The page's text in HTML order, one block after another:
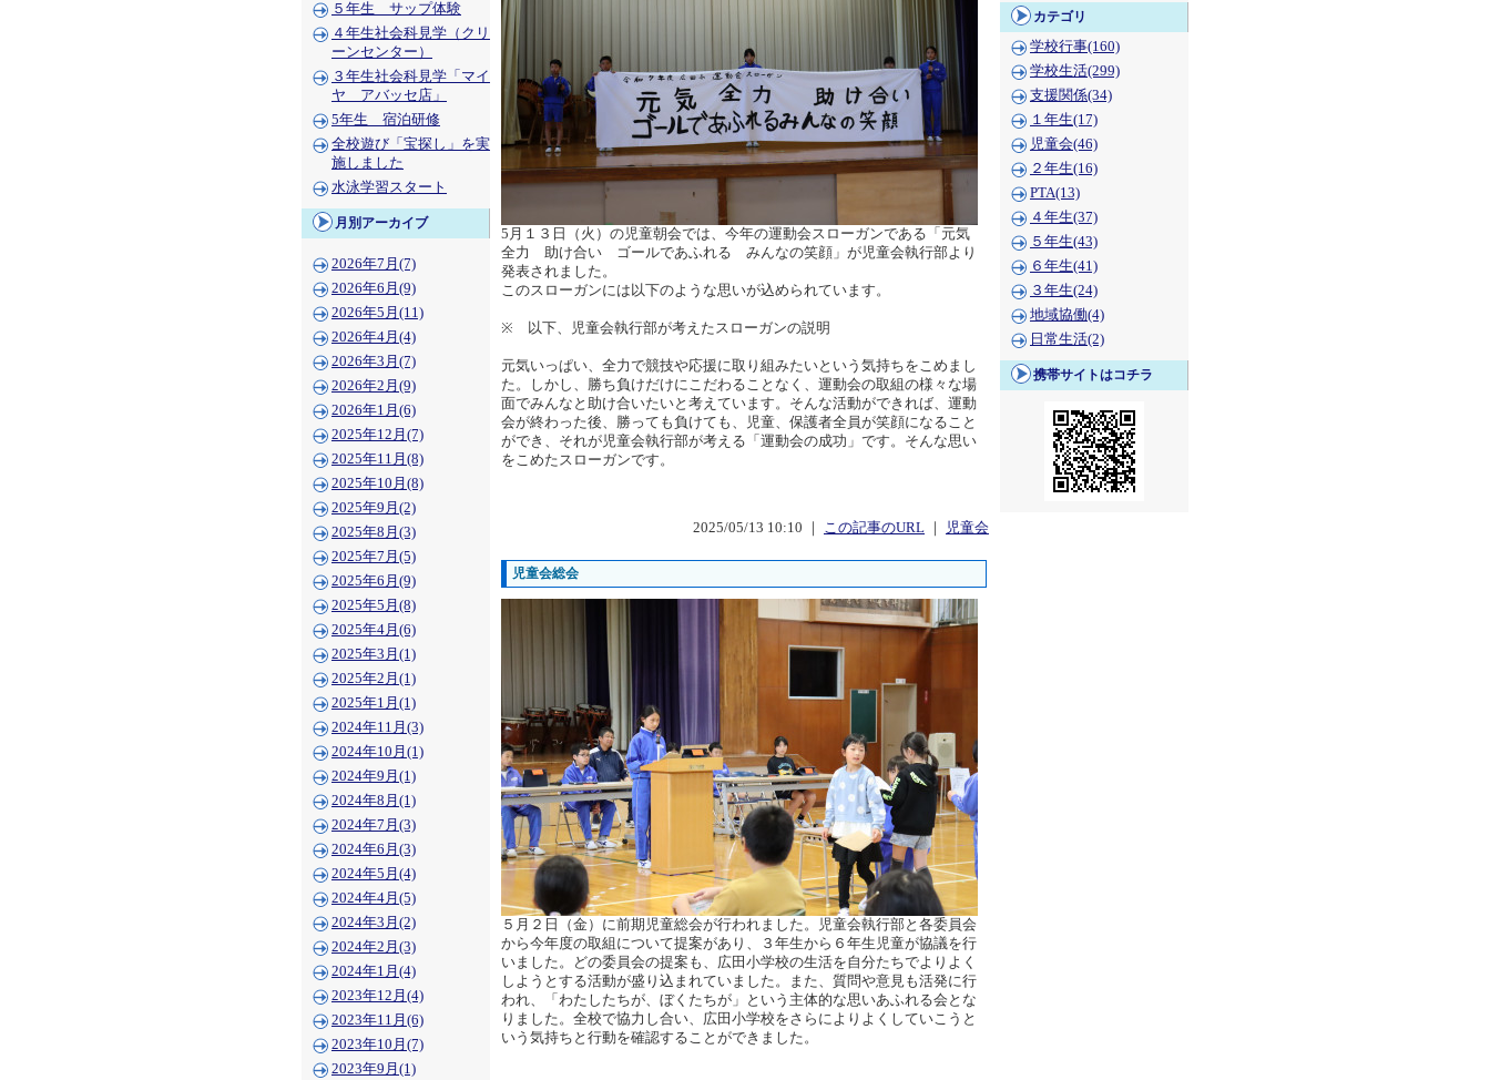
５年生 サップ体験
４年生社会科見学（クリ
ーンセンター）
３年生社会科見学「マイ
ヤ アバッセ店」
5年生 宿泊研修
全校遊び「宝探し」を実
施しました
水泳学習スタート
月別アーカイブ
2026年7月(7)
2026年6月(9)
2026年5月(11)
2026年4月(4)
2026年3月(7)
2026年2月(9)
2026年1月(6)
2025年12月(7)
2025年11月(8)
2025年10月(8)
2025年9月(2)
2025年8月(3)
2025年7月(5)
2025年6月(9)
2025年5月(8)
2025年4月(6)
2025年3月(1)
2025年2月(1)
2025年1月(1)
2024年11月(3)
2024年10月(1)
2024年9月(1)
2024年8月(1)
2024年7月(3)
2024年6月(3)
2024年5月(4)
2024年4月(5)
2024年3月(2)
2024年2月(3)
2024年1月(4)
2023年12月(4)
2023年11月(6)
2023年10月(7)
2023年9月(1)
カテゴリ
学校行事(160)
学校生活(299)
支援関係(34)
１年生(17)
児童会(46)
２年生(16)
PTA(13)
４年生(37)
５年生(43)
６年生(41)
３年生(24)
地域協働(4)
日常生活(2)
携帯サイトはコチラ
5月１３日（火）の児童朝会では、今年の運動会スローガンである「元気
全力 助け合い ゴールであふれる みんなの笑顔」が児童会執行部より
発表されました。
このスローガンには以下のような思いが込められています。
※ 以下、児童会執行部が考えたスローガンの説明
元気いっぱい、全力で競技や応援に取り組みたいという気持ちをこめまし
た。しかし、勝ち負けだけにこだわることなく、運動会の取組の様々な場
面でみんなと助け合いたいと考えています。そんな活動ができれば、運動
会が終わった後、勝っても負けても、児童、保護者全員が笑顔になること
ができ、それが児童会執行部が考える「運動会の成功」です。そんな思い
をこめたスローガンです。
2025/05/13 10:10 ｜ この記事のURL 児童会
児童会総会
５月２日（金）に前期児童総会が行われました。児童会執行部と各委員会
から今年度の取組について提案があり、３年生から６年生児童が協議を行
いました。どの委員会の提案も、広田小学校の生活を自分たちでよりよく
しようとする活動が盛り込まれていました。また、質問や意見も活発に行
われ、「わたしたちが、ぼくたちが」という主体的な思いあふれる会とな
りました。全校で協力し合い、広田小学校をさらによりよくしていこうと
いう気持ちと行動を確認することができました。